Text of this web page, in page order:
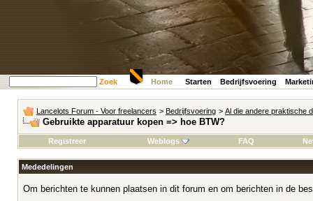
Zoek Home Starten Bedrijfsvoering
Lancelots Forum - Voor freelancers > Bedrijfsvoering > Al die andere praktische
Gebruikte apparatuur kopen => hoe BTW?
Registreer Weblogs FAQ
Mededelingen
Om berichten te kunnen plaatsen in dit forum en om berichten in de